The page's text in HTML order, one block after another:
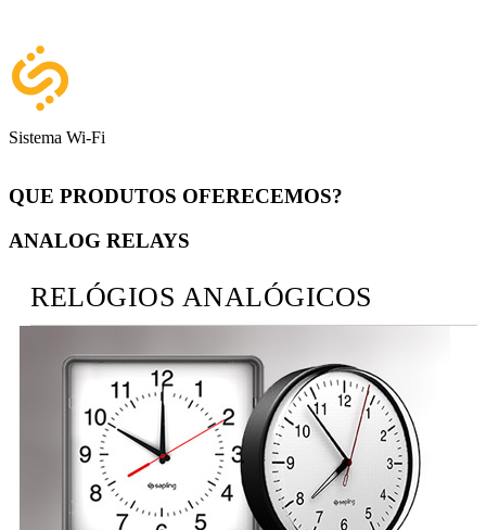
Sistema Wi-Fi
QUE PRODUTOS OFERECEMOS?
ANALOG RELAYS
RELÓGIOS ANALÓGICOS